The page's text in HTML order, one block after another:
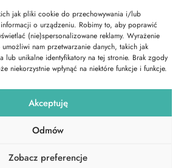
jak pliki cookie do przechowywania i/lub
o urządzeniu. Robimy to, aby poprawić
(nie)spersonalizowane reklamy. Wyrażenie
nam przetwarzanie danych, takich jak
lub unikalne identyfikatory na tej stronie. Brak zgody
niekorzystnie wpłynąć na niektóre funkcje i funkcje.
Akceptuję
Odmów
Zobacz preferencje
info@surfresort.pl
Chałupy 7
Social media